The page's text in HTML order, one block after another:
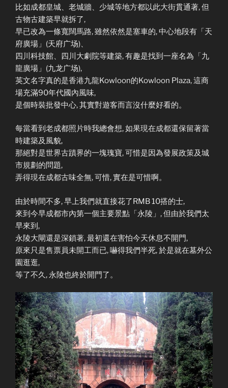
比如成都皇城、老城牆、少城等地方都以此大街貫通著, 但
古物古建築早就拆了,
早已改為一條寬闊馬路, 雖然依然是塞車的, 中心地段有「天
府廣場」(天府广场)、
四川科技館、四川大劇院等建築, 有趣是找到一座名為「九
龍廣場」(九龙广场),
英文名字真的是香港九龍Kowloon的Kowloon Plaza, 這商
場充滿90年代國內風味,
是個時裝批發中心, 其實對遊客而言沒什麼好看的。
每當看到老成都照片時我總會想, 如果現在成都還保留著當
時建築及風貌,
那絕對是世界古蹟界的一塊瑰寶, 可惜是因為發展政策及城
市規劃的問題,
弄得現在成都古味全無, 可惜, 實在是可惜啊。
由於時間不多, 早上我們就直接花了RMB 10搭的士,
來到今早成都市內第一個主要景點「永陵」, 但由於我們太
早來到,
永陵大閘還是深鎖著, 最初還在害怕今天休息不開門,
原來只是售票員未開工而已, 嚇得我們半死, 於是就在墓外公
園逛逛,
等了不久, 永陵也終於開門了。